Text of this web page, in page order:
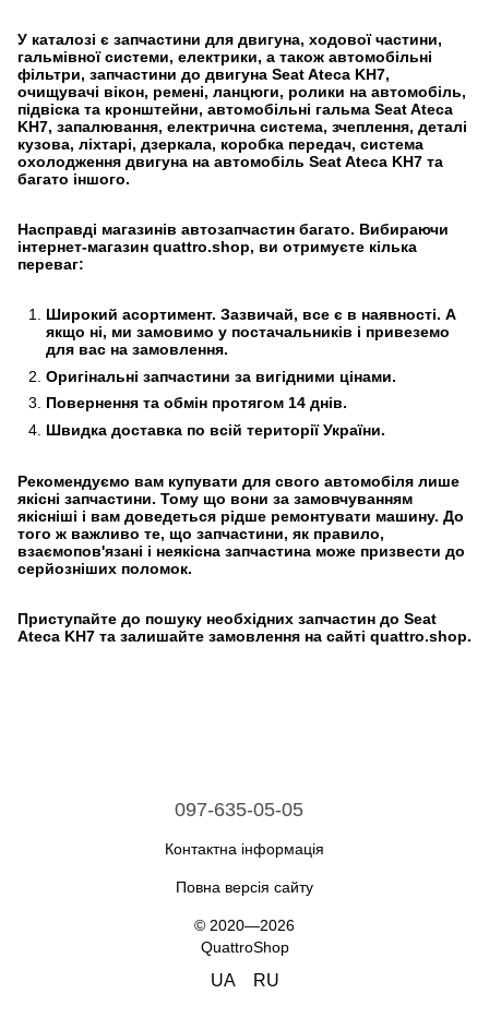
У каталозі є запчастини для двигуна, ходової частини,
гальмівної системи, електрики, а також автомобільні
фільтри, запчастини до двигуна Seat Ateca KH7,
очищувачі вікон, ремені, ланцюги, ролики на автомобіль,
підвіска та кронштейни, автомобільні гальма Seat Ateca
KH7, запалювання, електрична система, зчеплення, деталі
кузова, ліхтарі, дзеркала, коробка передач, система
охолодження двигуна на автомобіль Seat Ateca KH7 та
багато іншого.
Насправді магазинів автозапчастин багато. Вибираючи
інтернет-магазин quattro.shop, ви отримуєте кілька
переваг:
Широкий асортимент. Зазвичай, все є в наявності. А
якщо ні, ми замовимо у постачальників і привеземо
для вас на замовлення.
Оригінальні запчастини за вигідними цінами.
Повернення та обмін протягом 14 днів.
Швидка доставка по всій території України.
Рекомендуємо вам купувати для свого автомобіля лише
якісні запчастини. Тому що вони за замовчуванням
якісніші і вам доведеться рідше ремонтувати машину. До
того ж важливо те, що запчастини, як правило,
взаємопов'язані і неякісна запчастина може призвести до
серйозніших поломок.
Приступайте до пошуку необхідних запчастин до Seat
Ateca KH7 та залишайте замовлення на сайті quattro.shop.
097-635-05-05
Контактна інформація
Повна версія сайту
© 2020—2026
QuattroShop
UA RU